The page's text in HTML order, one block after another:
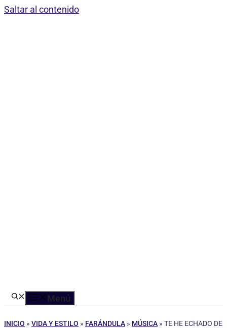
Saltar al contenido
Menú
INICIO » VIDA Y ESTILO » FARÁNDULA » MÚSICA » TE HE ECHADO DE